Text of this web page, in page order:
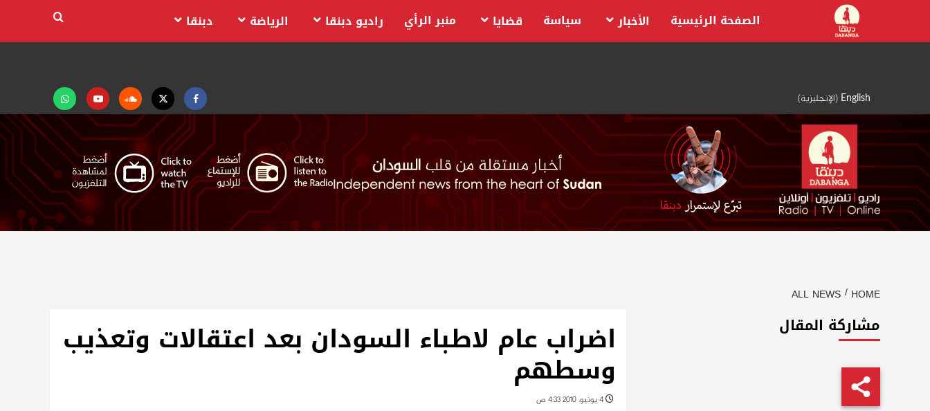
content
English
(الإنجليزية)
Facebook
Twitter
Soundcloud
Youtubeتابعنا
على
واتساب
الصفحة الرئيسية الأخبار سياسة قضايا منبر الرأي راديو دبنقا الرياضة دبنقا
HOME
ALL NEWS
اضراب عام لاطباء السودان بعد اعتقالات وتعذيب
وسطهم
4 يونيو، 2010 4:33 ص
مشاركة المقال